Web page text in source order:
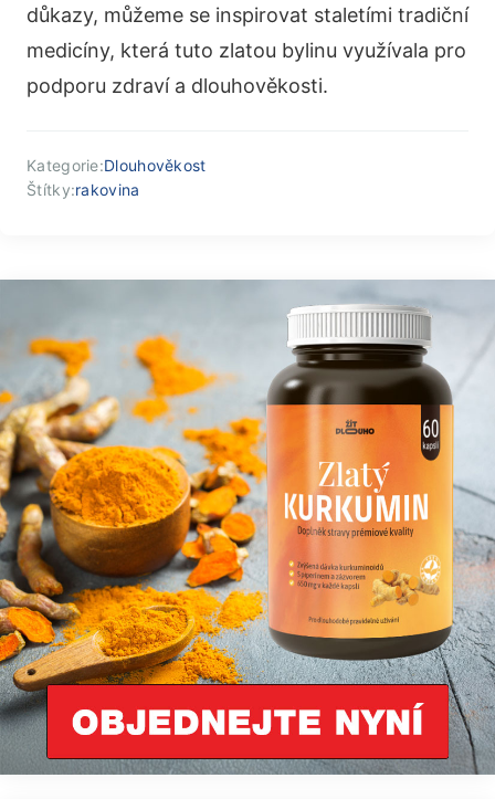
důkazy, můžeme se inspirovat staletími tradiční
medicíny, která tuto zlatou bylinu využívala pro
podporu zdraví a dlouhověkosti.
Kategorie:Dlouhověkost
Štítky:rakovina